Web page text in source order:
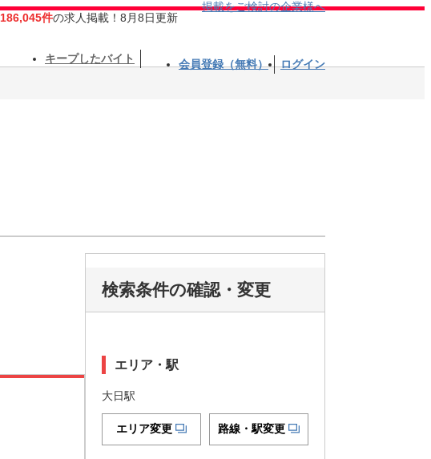
186,045件の求人掲載！8月8日更新
掲載をご検討の企業様へ
キープしたバイト 会員登録（無料） ログイン
検索条件の確認・変更
エリア・駅
大日駅
エリア変更 路線・駅変更